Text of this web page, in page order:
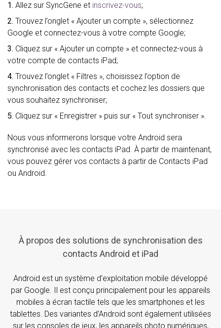
1. Allez sur SyncGene et inscrivez-vous;
2. Trouvez l’onglet « Ajouter un compte », sélectionnez
Google et connectez-vous à votre compte Google;
3. Cliquez sur « Ajouter un compte » et connectez-vous à
votre compte de contacts iPad;
4. Trouvez l’onglet « Filtres », choisissez l’option de
synchronisation des contacts et cochez les dossiers que
vous souhaitez synchroniser;
5. Cliquez sur « Enregistrer » puis sur « Tout synchroniser ».
Nous vous informerons lorsque votre Android sera
synchronisé avec les contacts iPad. À partir de maintenant,
vous pouvez gérer vos contacts à partir de Contacts iPad
ou Android.
À propos des solutions de synchronisation des
contacts Android et iPad
Android est un système d’exploitation mobile développé
par Google. Il est conçu principalement pour les appareils
mobiles à écran tactile tels que les smartphones et les
tablettes. Des variantes d’Android sont également utilisées
sur les consoles de jeux, les appareils photo numériques,